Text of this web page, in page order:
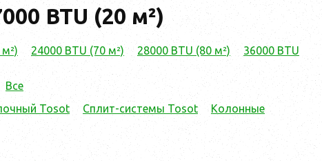
BTU (20 м²)
24000 BTU (70 м²) 28000 BTU (80 м²)
36000 BTU
Все
Tosot Сплит-системы Tosot
Колонные